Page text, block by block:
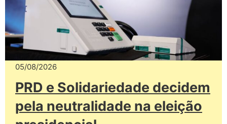
05/08/2026
PRD e Solidariedade decidem
pela neutralidade na eleição